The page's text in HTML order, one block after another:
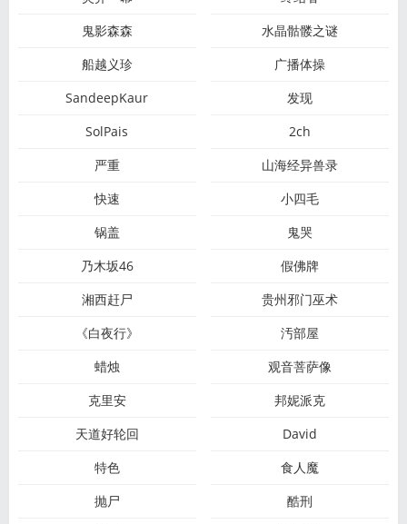
鬼影森森
水晶骷髅之谜
船越义珍
广播体操
SandeepKaur
发现
SolPais
2ch
严重
山海经异兽录
快速
小四毛
锅盖
鬼哭
乃木坂46
假佛牌
湘西赶尸
贵州邪门巫术
《白夜行》
汚部屋
蜡烛
观音菩萨像
克里安
邦妮派克
天道好轮回
David
特色
食人魔
抛尸
酷刑